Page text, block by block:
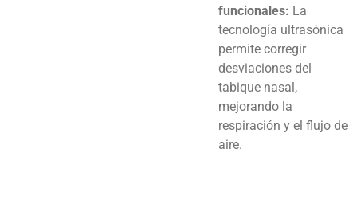
funcionales: La
tecnología ultrasónica
permite corregir
desviaciones del
tabique nasal,
mejorando la
respiración y el flujo de
aire.